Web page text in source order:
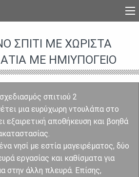
ΣΠΊΤΙ ΜΕ ΧΩΡΙΣΤΆ
ΜΕ ΗΜΙΥΠΌΓΕΙΟ
σπιτιού 2
μια ευρύχωρη ντουλάπα στο
εξαιρετική αποθήκευση και βοηθά
νησί με εστία μαγειρέματος, δύο
εργασίας και καθίσματα για
στην άλλη πλευρά. Επίσης,